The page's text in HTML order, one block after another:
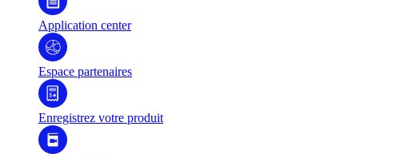
Application center
Espace partenaires
Enregistrez votre produit